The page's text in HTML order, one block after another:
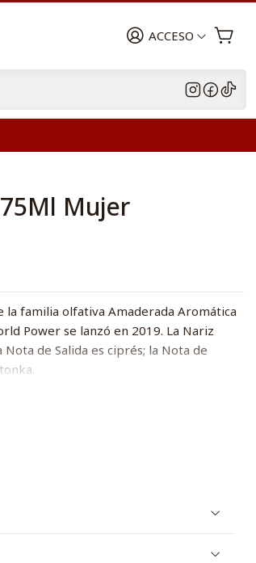
ACCESO
Mujer
la familia olfativa Amaderada Aromática
Power se lanzó en 2019. La Nariz
de Salida es ciprés; la Nota de